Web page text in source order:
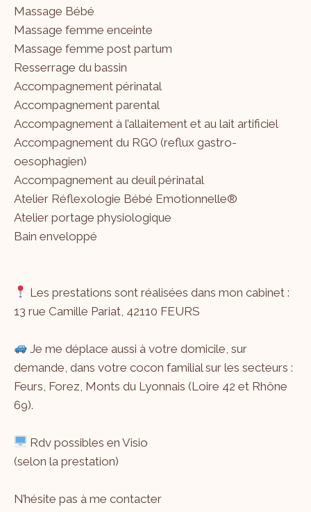
Massage Bébé
Massage femme enceinte
Massage femme post partum
Resserrage du bassin
Accompagnement périnatal
Accompagnement parental
Accompagnement à l’allaitement et au lait artificiel
Accompagnement du RGO (reflux gastro-
oesophagien)
Accompagnement au deuil périnatal
Atelier Réflexologie Bébé Emotionnelle®
Atelier portage physiologique
Bain enveloppé
Les prestations sont réalisées dans mon cabinet :
13 rue Camille Pariat, 42110 FEURS
Je me déplace aussi à votre domicile, sur
demande, dans votre cocon familial sur les secteurs :
Feurs, Forez, Monts du Lyonnais (Loire 42 et Rhône
69).
Rdv possibles en Visio
(selon la prestation)
N’hésite pas à me contacter